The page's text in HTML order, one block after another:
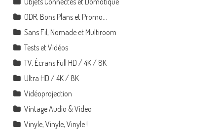
ODR, Bons Plans et Promo…
Sans Fil, Nomade et Multiroom
Tests et Vidéos
TV, Écrans Full HD / 4K / 8K
Ultra HD / 4K / 8K
Vidéoprojection
Vintage Audio & Video
Vinyle, Vinyle, Vinyle !